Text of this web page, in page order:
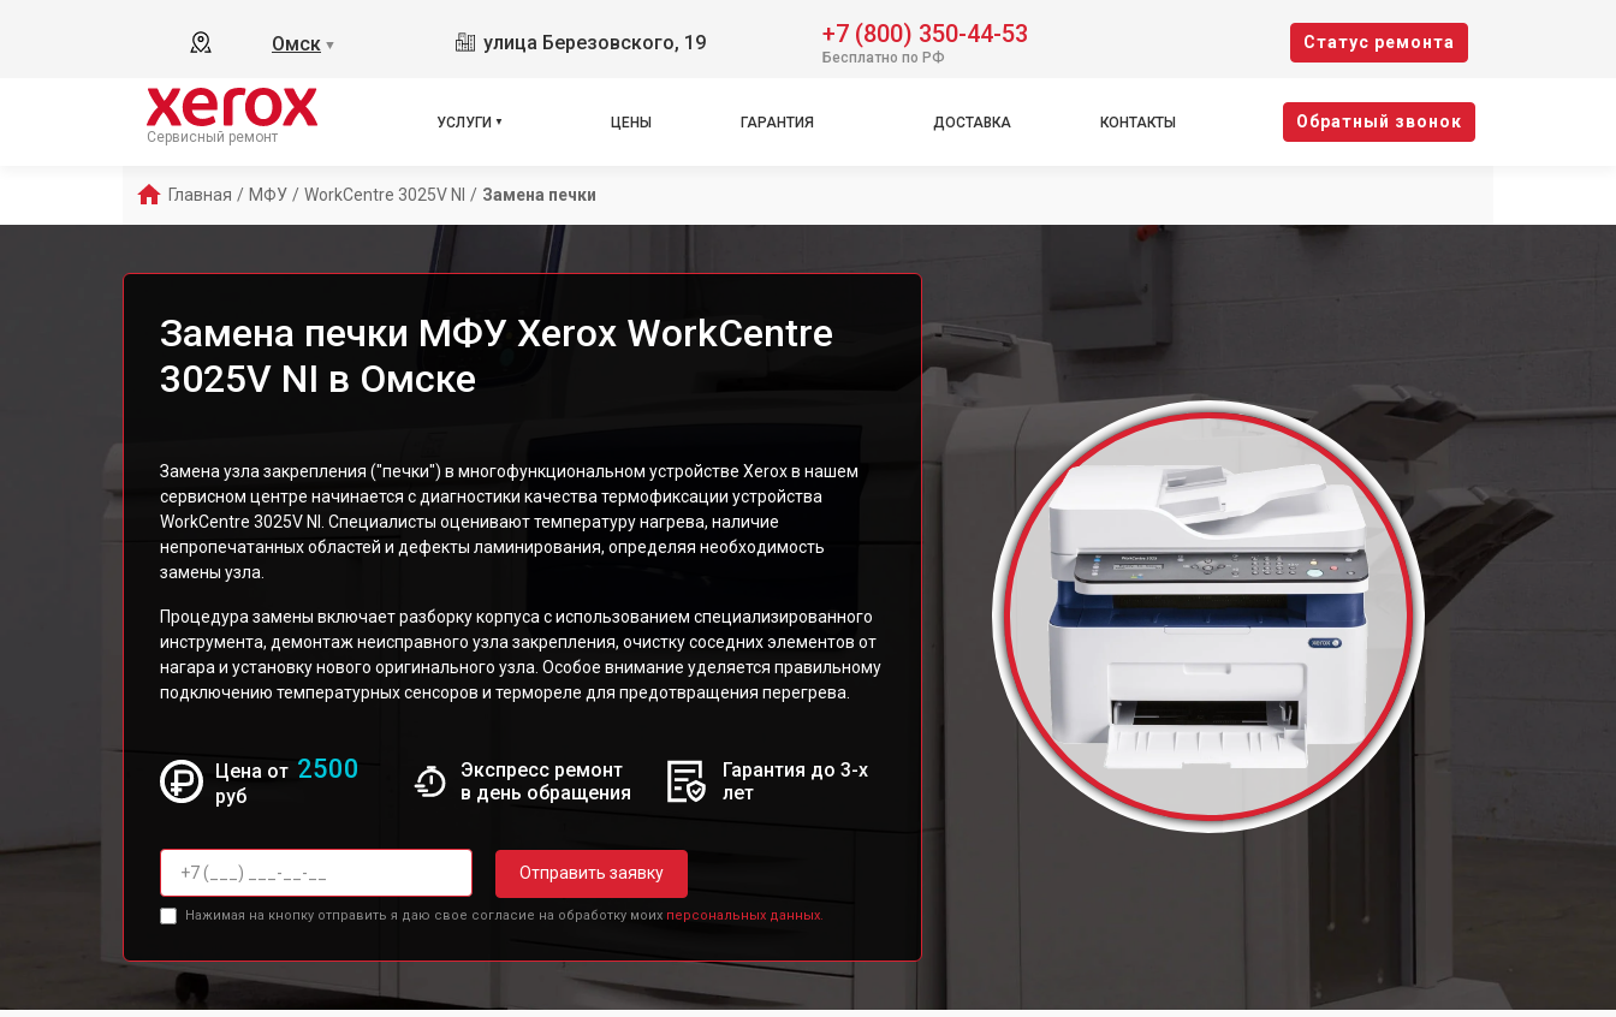
Омск ▼ улица Березовского, 19 +7 (800) 350-44-53
Бесплатно по РФ
Cтатус ремонта
Сервисный ремонт
УСЛУГИ ЦЕНЫ ГАРАНТИЯ ДОСТАВКА КОНТАКТЫ Oбратный звонок
Главная / МФУ / WorkCentre 3025V NI / Замена печки
Замена печки МФУ Xerox WorkCentre
3025V NI в Омске
Замена узла закрепления ("печки") в многофункциональном устройстве Xerox в нашем
сервисном центре начинается с диагностики качества термофиксации устройства
WorkCentre 3025V NI. Специалисты оценивают температуру нагрева, наличие
непропечатанных областей и дефекты ламинирования, определяя необходимость
замены узла.
Процедура замены включает разборку корпуса с использованием специализированного
инструмента, демонтаж неисправного узла закрепления, очистку соседних элементов от
нагара и установку нового оригинального узла. Особое внимание уделяется правильному
подключению температурных сенсоров и термореле для предотвращения перегрева.
Цена от 2500
руб
Экспресс ремонт
в день обращения
Гарантия до 3-х
лет
Отправить заявку
Нажимая на кнопку отправить я даю свое согласие на обработку моих персональных данных.